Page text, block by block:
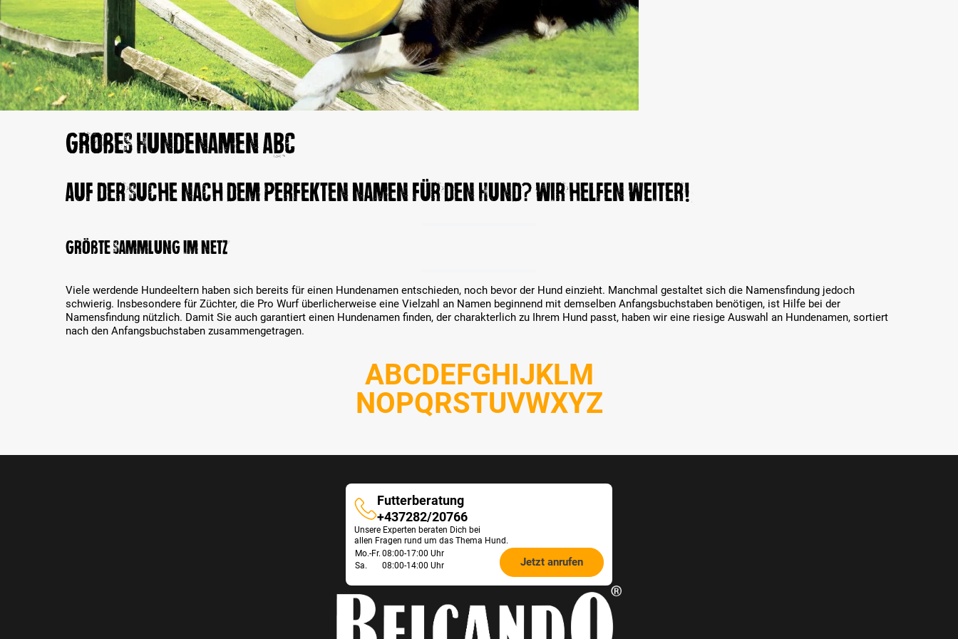
Großes Hundenamen ABC
Auf der Suche nach dem perfekten Namen für den Hund? Wir helfen weiter!
Größte Sammlung im Netz
Viele werdende Hundeeltern haben sich bereits für einen Hundenamen entschieden, noch bevor der Hund einzieht. Manchmal gestaltet sich die Namensfindung jedoch
schwierig. Insbesondere für Züchter, die Pro Wurf überlicherweise eine Vielzahl an Namen beginnend mit demselben Anfangsbuchstaben benötigen, ist Hilfe bei der
Namensfindung nützlich. Damit Sie auch garantiert einen Hundenamen finden, der charakterlich zu Ihrem Hund passt, haben wir eine riesige Auswahl an Hundenamen, sortiert
nach den Anfangsbuchstaben zusammengetragen.
ABCDEFGHIJKLM
NOPQRSTUVWXYZ
Futterberatung
Futterberatung
+437282/20766
Unsere Experten beraten Dich bei
allen Fragen rund um das Thema Hund.
Öffnungszeiten
Mo.-Fr. 08:00-17:00 Uhr
Sa.
08:00-14:00 Uhr Jetzt anrufen